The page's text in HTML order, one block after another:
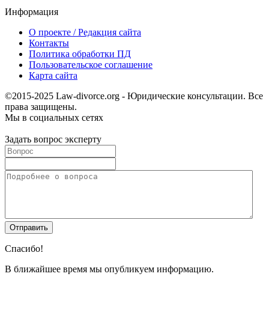
Информация
О проекте / Редакция сайта
Контакты
Политика обработки ПД
Пользовательское соглашение
Карта сайта
©2015-2025 Law-divorce.org - Юридические консультации. Все
права защищены.
Мы в социальных сетях
Задать вопрос эксперту
Спасибо!
В ближайшее время мы опубликуем информацию.